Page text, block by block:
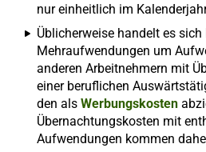
nur einheitlich im
Üblicherweise handelt es sich
Mehraufwendungen um
anderen Arbeitnehmern mit
einer beruflichen
den als Werbungskosten
Übernachtungskosten mit
Aufwendungen kommen